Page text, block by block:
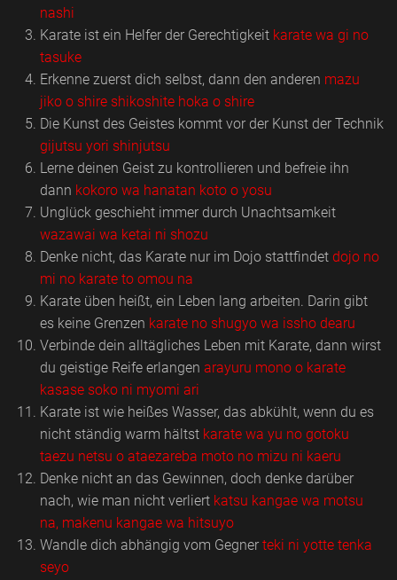
nashi
Karate ist ein Helfer der Gerechtigkeit karate wa gi no
tasuke
Erkenne zuerst dich selbst, dann den anderen mazu
jiko o shire shikoshite hoka o shire
Die Kunst des Geistes kommt vor der Kunst der Technik
gijutsu yori shinjutsu
Lerne deinen Geist zu kontrollieren und befreie ihn
dann kokoro wa hanatan koto o yosu
Unglück geschieht immer durch Unachtsamkeit
wazawai wa ketai ni shozu
Denke nicht, das Karate nur im Dojo stattfindet dojo no
mi no karate to omou na
Karate üben heißt, ein Leben lang arbeiten. Darin gibt
es keine Grenzen karate no shugyo wa issho dearu
Verbinde dein alltägliches Leben mit Karate, dann wirst
du geistige Reife erlangen arayuru mono o karate
kasase soko ni myomi ari
Karate ist wie heißes Wasser, das abkühlt, wenn du es
nicht ständig warm hältst karate wa yu no gotoku
taezu netsu o ataezareba moto no mizu ni kaeru
Denke nicht an das Gewinnen, doch denke darüber
nach, wie man nicht verliert katsu kangae wa motsu
na, makenu kangae wa hitsuyo
Wandle dich abhängig vom Gegner teki ni yotte tenka
seyo